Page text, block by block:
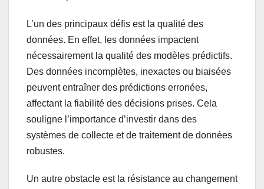
L’un des principaux défis est la qualité des
données. En effet, les données impactent
nécessairement la qualité des modèles prédictifs.
Des données incomplètes, inexactes ou biaisées
peuvent entraîner des prédictions erronées,
affectant la fiabilité des décisions prises. Cela
souligne l’importance d’investir dans des
systèmes de collecte et de traitement de données
robustes.
Un autre obstacle est la résistance au changement